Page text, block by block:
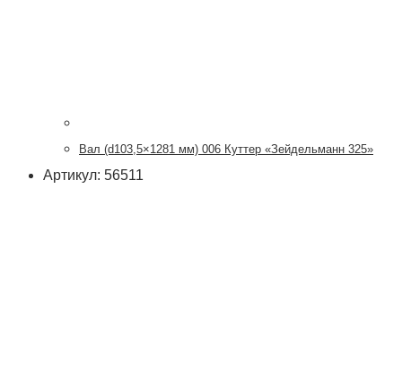
Вал (d103,5×1281 мм) 006 Куттер «Зейдельманн 325»
Артикул: 56511